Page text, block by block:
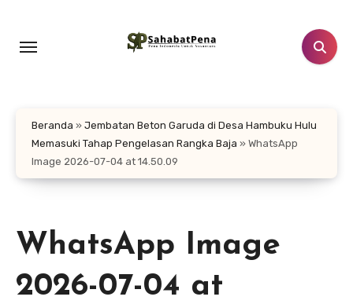
konten
Beranda » Jembatan Beton Garuda di Desa Hambuku Hulu
Memasuki Tahap Pengelasan Rangka Baja » WhatsApp
Image 2026-07-04 at 14.50.09
WhatsApp Image
2026-07-04 at